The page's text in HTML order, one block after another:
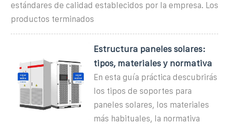
estándares de calidad establecidos por la empresa. Los
productos terminados
Estructura paneles solares:
tipos, materiales y normativa
En esta guía práctica descubrirás
los tipos de soportes para
paneles solares, los materiales
más habituales, la normativa